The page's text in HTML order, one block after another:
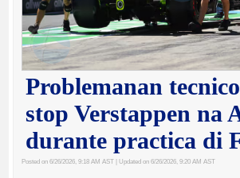
Problemanan
stop Verstappen na
durante practica di
Posted on 6/26/2026, 9:18 AM AST | Updated on 6/26/2026, 9:20 AM AST